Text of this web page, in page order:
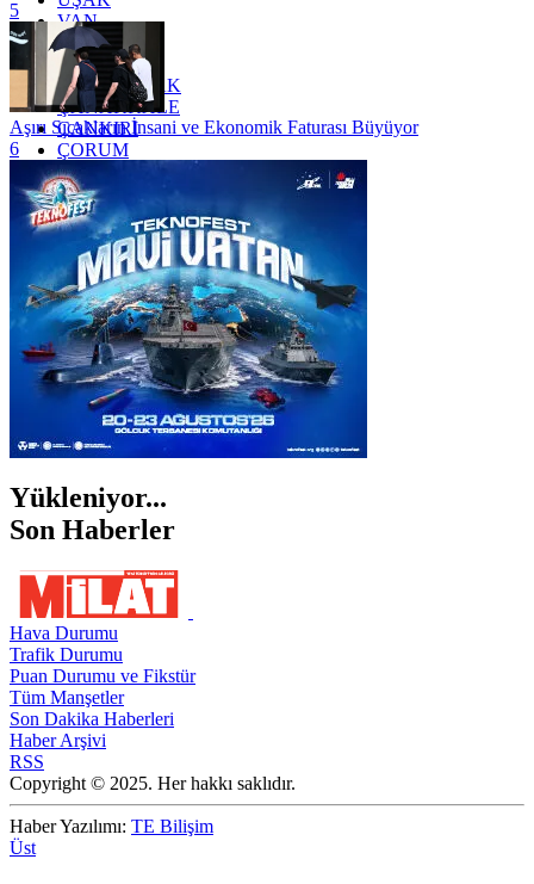
VAN
YALOVA
YOZGAT
ZONGULDAK
ÇANAKKALE
ÇANKIRI
ÇORUM
İSTANBUL
İZMİR
ŞANLIURFA
ŞIRNAK
5
Aşırı Sıcakların İnsani ve Ekonomik Faturası Büyüyor
6
Yükleniyor...
Son Haberler
Hava Durumu
Trafik Durumu
Puan Durumu ve Fikstür
Tüm Manşetler
Son Dakika Haberleri
Haber Arşivi
RSS
Copyright © 2025. Her hakkı saklıdır.
Haber Yazılımı: TE Bilişim
Üst